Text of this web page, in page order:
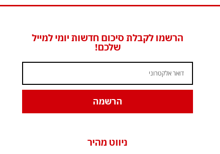
הרשמו לקבלת סיכום חדשות יומי למייל
שלכם!
הרשמה
ניווט מהיר